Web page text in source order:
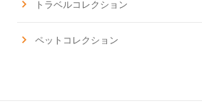
トラベルコレクション
ペットコレクション